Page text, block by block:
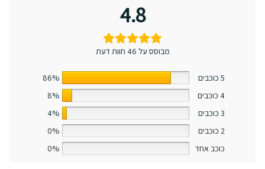
4.8
מבוסס על 46 חוות דעת
5 כוכבים
86%
4 כוכבים
8%
3 כוכבים
4%
2 כוכבים
0%
כוכב אחד
0%